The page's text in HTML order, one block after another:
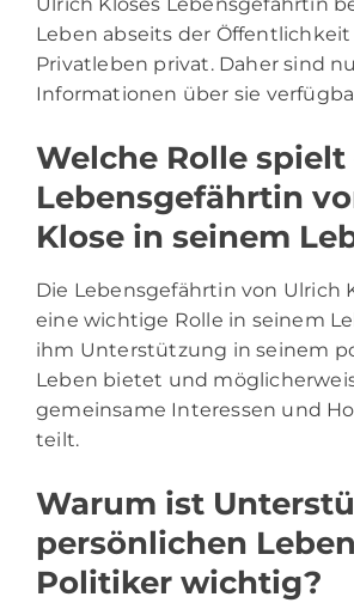
Leben abseits der
Privatleben privat. Daher sind
Informationen über sie
Welche Rolle spielt
Lebensgefährtin
Klose in seinem
Die Lebensgefährtin von Ulrich
eine wichtige Rolle in seinem
ihm Unterstützung in seinem
Leben bietet und
gemeinsame Interessen und
teilt.
Warum ist
persönlichen
Politiker wichtig?